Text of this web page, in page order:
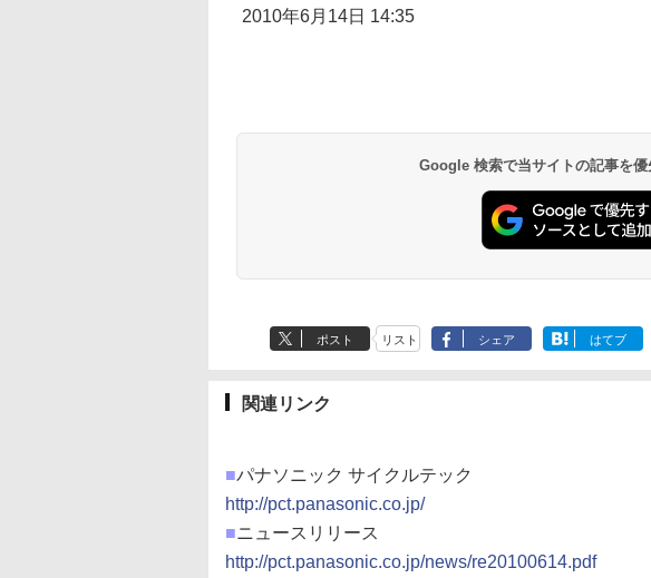
2010年6月14日 14:35
Google 検索で当サイトの記事を優
ポスト リスト シェア はてブ
関連リンク
■パナソニック サイクルテック
http://pct.panasonic.co.jp/
■ニュースリリース
http://pct.panasonic.co.jp/news/re20100614.pdf